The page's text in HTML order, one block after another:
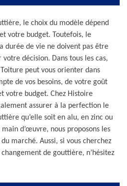
le choix du modèle dépend
votre budget. Toutefois, le
durée de vie ne doivent pas être
décision. Dans tous les cas,
peut vous orienter dans
de vos besoins, de votre goût
votre budget. Chez Histoire
assurer à la perfection le
qu’elle soit en alu, en zinc ou
d’œuvre, nous proposons les
marché. Aussi, si vous cherchez
de gouttière, n’hésitez